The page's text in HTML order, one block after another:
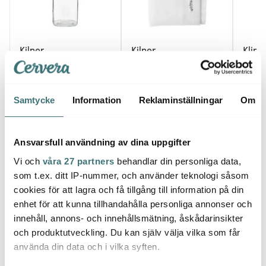
Samtycke Information Reklaminställningar Om
Ansvarsfull användning av dina uppgifter
Vi och våra 27 partners behandlar din personliga data,
som t.ex. ditt IP-nummer, och använder teknologi såsom
cookies för att lagra och få tillgång till information på din
enhet för att kunna tillhandahålla personliga annonser och
innehåll, annons- och innehållsmätning, åskådarinsikter
och produktutveckling. Du kan själv välja vilka som får
använda din data och i vilka syften.
Kilner
Juice och Sås Flaska 1 L
Klar
106 kr 145 kr
Kilner
Kilner Silduk Muslin
89 kr 1349
Låt dig inspireras av våra kunder